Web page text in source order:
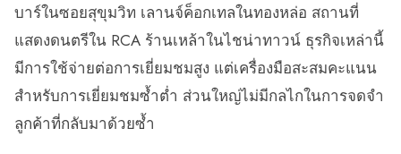
บาร์ในซอยสุขุมวิท เลานจ์ค็อกเทลในทองหล่อ สถานที่
แสดงดนตรีใน RCA ร้านเหล้าในไชน่าทาวน์ ธุรกิจเหล่านี้
มีการใช้จ่ายต่อการเยี่ยมชมสูง แต่เครื่องมือสะสมคะแนน
สำหรับการเยี่ยมชมซ้ำต่ำ ส่วนใหญ่ไม่มีกลไกในการจดจำ
ลูกค้าที่กลับมาด้วยซ้ำ